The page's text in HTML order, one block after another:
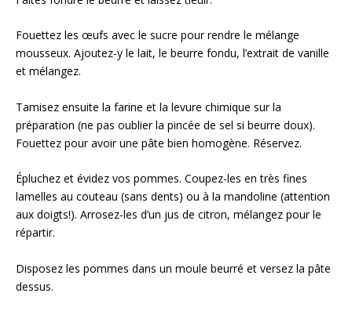
Fouettez les œufs avec le sucre pour rendre le mélange
mousseux. Ajoutez-y le lait, le beurre fondu, l’extrait de vanille
et mélangez.
Tamisez ensuite la farine et la levure chimique sur la
préparation (ne pas oublier la pincée de sel si beurre doux).
Fouettez pour avoir une pâte bien homogène. Réservez.
Épluchez et évidez vos pommes. Coupez-les en très fines
lamelles au couteau (sans dents) ou à la mandoline (attention
aux doigts!). Arrosez-les d’un jus de citron, mélangez pour le
répartir.
Disposez les pommes dans un moule beurré et versez la pâte
dessus.